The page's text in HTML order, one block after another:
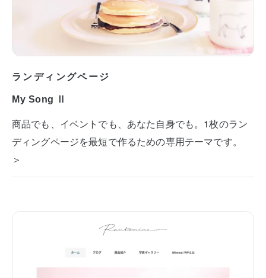
ランディングページ
My Song Ⅱ
商品でも、イベントでも、あなた自身でも。1枚のラン
ディングページを最短で作るための専用テーマです。
＞